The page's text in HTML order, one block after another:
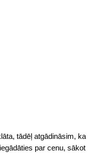
tādēļ atgādināsim, ka
par cenu, sākot